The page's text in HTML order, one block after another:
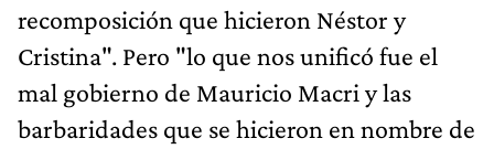
recomposición que hicieron Néstor y
Cristina". Pero "lo que nos unificó fue el
mal gobierno de Mauricio Macri y las
barbaridades que se hicieron en nombre de